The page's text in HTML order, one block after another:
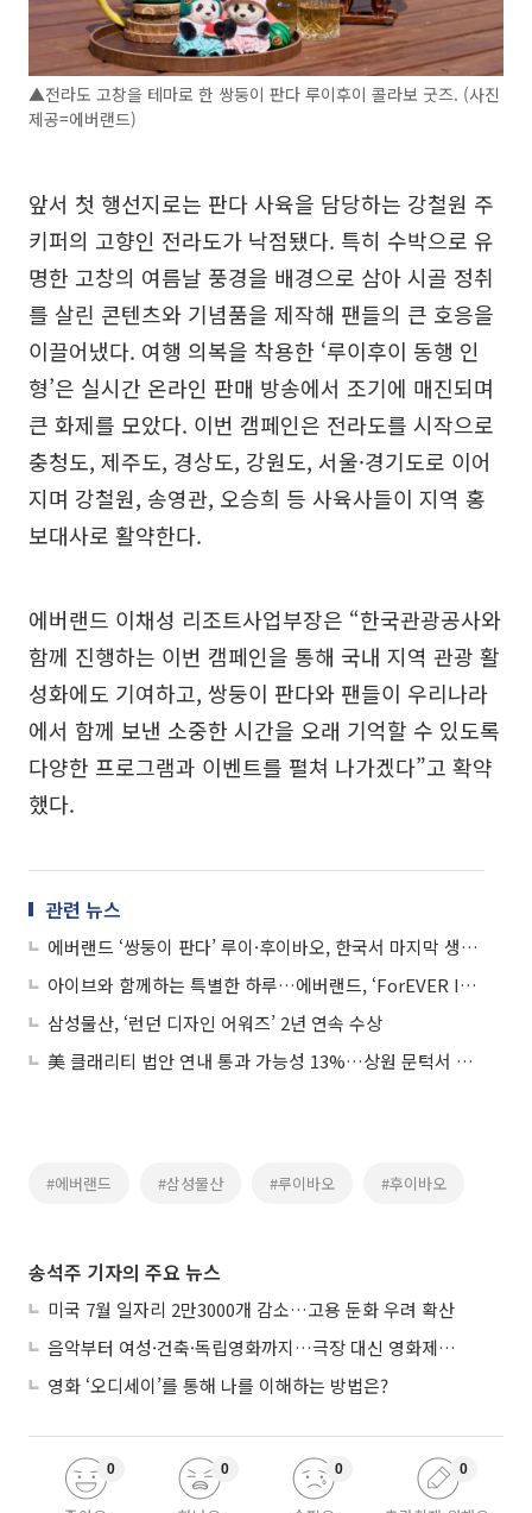
▲전라도 고창을 테마로 한 쌍둥이 판다 루이후이 콜라보 굿즈. (사진
제공=에버랜드)
앞서 첫 행선지로는 판다 사육을 담당하는 강철원 주
키퍼의 고향인 전라도가 낙점됐다. 특히 수박으로 유
명한 고창의 여름날 풍경을 배경으로 삼아 시골 정취
를 살린 콘텐츠와 기념품을 제작해 팬들의 큰 호응을
이끌어냈다. 여행 의복을 착용한 ‘루이후이 동행 인
형’은 실시간 온라인 판매 방송에서 조기에 매진되며
큰 화제를 모았다. 이번 캠페인은 전라도를 시작으로
충청도, 제주도, 경상도, 강원도, 서울·경기도로 이어
지며 강철원, 송영관, 오승희 등 사육사들이 지역 홍
보대사로 활약한다.
에버랜드 이채성 리조트사업부장은 “한국관광공사와
함께 진행하는 이번 캠페인을 통해 국내 지역 관광 활
성화에도 기여하고, 쌍둥이 판다와 팬들이 우리나라
에서 함께 보낸 소중한 시간을 오래 기억할 수 있도록
다양한 프로그램과 이벤트를 펼쳐 나가겠다”고 확약
했다.
관련 뉴스
에버랜드 ‘쌍둥이 판다’ 루이·후이바오, 한국서 마지막 생일파티
아이브와 함께하는 특별한 하루…에버랜드, ‘ForEVER IVE’ 눈길
삼성물산, ‘런던 디자인 어워즈’ 2년 연속 수상
美 클래리티 법안 연내 통과 가능성 13%…상원 문턱서 제동
#에버랜드 #삼성물산 #루이바오 #후이바오
송석주 기자의 주요 뉴스
미국 7월 일자리 2만3000개 감소…고용 둔화 우려 확산
음악부터 여성·건축·독립영화까지…극장 대신 영화제로 즐기는 스크린 여행
영화 ‘오디세이’를 통해 나를 이해하는 방법은?
0 0 0 0